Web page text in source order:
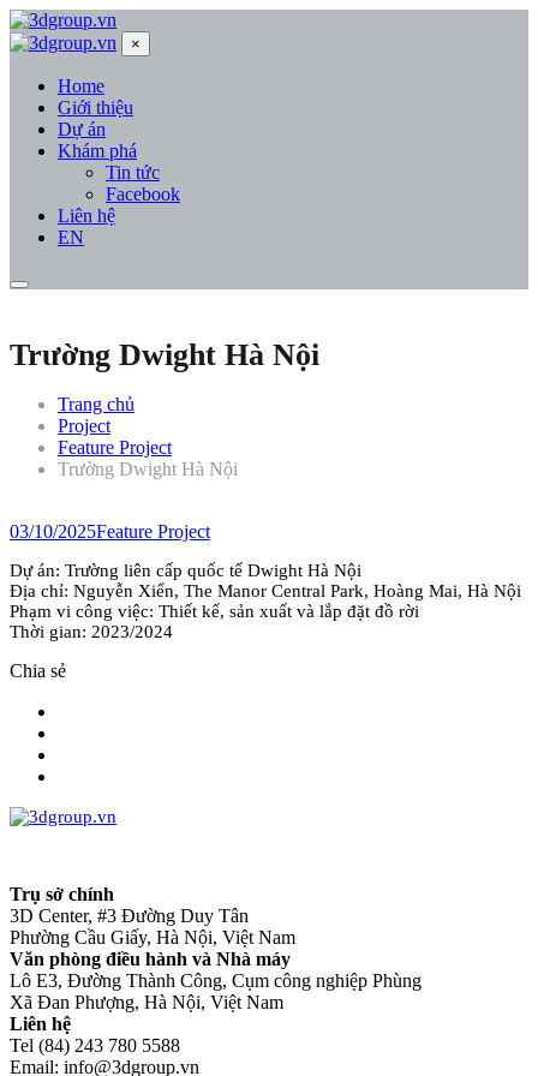
×
Home
Giới thiệu
Dự án
Khám phá
Tin tức
Facebook
Liên hệ
EN
Trường Dwight Hà Nội
Trang chủ
Project
Feature Project
Trường Dwight Hà Nội
03/10/2025Feature Project
Dự án: Trường liên cấp quốc tế Dwight Hà Nội
Địa chỉ: Nguyễn Xiển, The Manor Central Park, Hoàng Mai, Hà Nội
Phạm vi công việc: Thiết kế, sản xuất và lắp đặt đồ rời
Thời gian: 2023/2024
Chia sẻ
Trụ sở chính
3D Center, #3 Đường Duy Tân
Phường Cầu Giấy, Hà Nội, Việt Nam
Văn phòng điều hành và Nhà máy
Lô E3, Đường Thành Công, Cụm công nghiệp Phùng
Xã Đan Phượng, Hà Nội, Việt Nam
Liên hệ
Tel (84) 243 780 5588
Email: info@3dgroup.vn